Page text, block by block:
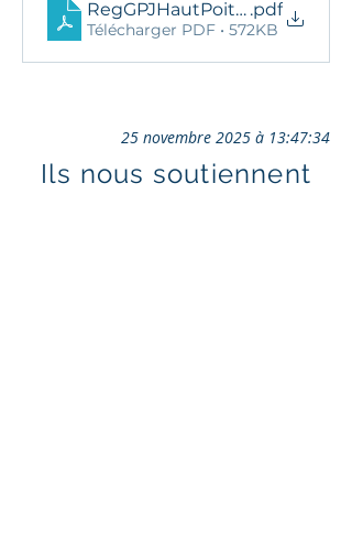
RegGPJHautPoitou2024
.pdf
Télécharger PDF • 572KB
25 novembre 2025 à 13:47:34
Ils nous soutiennent